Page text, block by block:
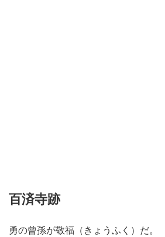
百済寺跡
勇の曾孫が敬福（きょうふく）だ。